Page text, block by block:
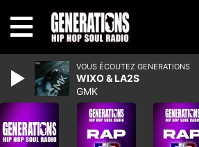
VOUS ÉCOUTEZ GENERATIONS
WIXO & LA2S
GMK